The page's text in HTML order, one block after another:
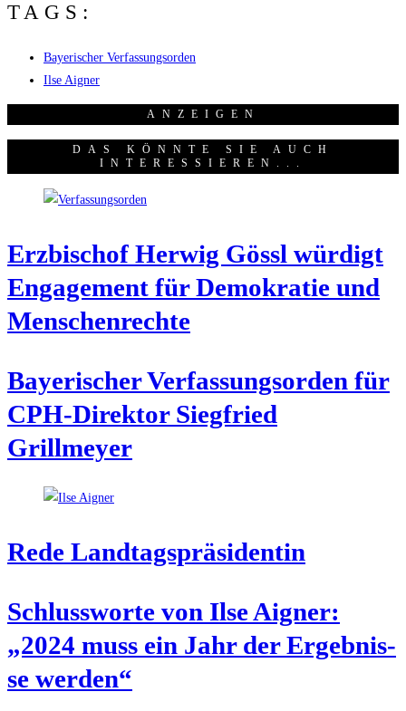
TAGS:
Bayerischer Verfassungsorden
Ilse Aigner
ANZEI­GEN
DAS KÖNNTE SIE AUCH
INTERESSIEREN...
Erz­bi­schof Her­wig Gössl wür­digt
Enga­ge­ment für Demo­kra­tie und
Menschenrechte
Baye­ri­scher Ver­fas­sungs­or­den für
CPH-Direk­tor Sieg­fried
Grillmeyer
Rede Land­tags­prä­si­den­tin
Schluss­wor­te von Ilse Aigner:
„2024 muss ein Jahr der Ergeb­nis­
se werden“